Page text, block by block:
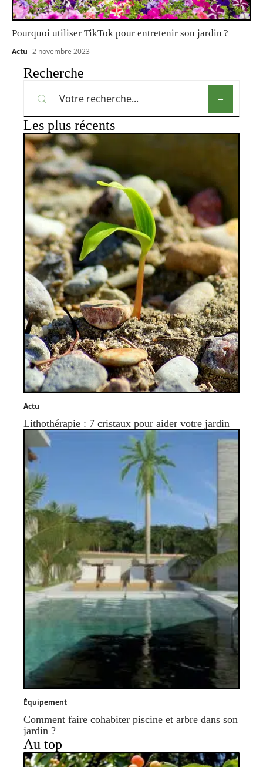
Pourquoi utiliser TikTok pour entretenir son jardin ?
Actu 2 novembre 2023
Recherche
Les plus récents
Actu
Lithothérapie : 7 cristaux pour aider votre jardin
Équipement
Comment faire cohabiter piscine et arbre dans son
jardin ?
Au top